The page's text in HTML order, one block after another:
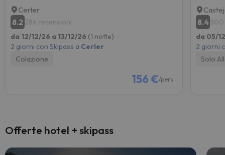
Cerler
8.2 286 recensioni
da 12/12/26 a 13/12/26 (1 notte)
2 giorni con Skipass a Cerler
Colazione
156 €/pers.
8.4500
da 05/
2 giorni
Solo
Offerte hotel + skipass